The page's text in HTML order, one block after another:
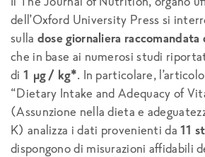
dell’Oxford University Press si
sulla dose giornaliera
che in base ai numerosi studi
di 1 μg / kg*. In particolare,
“Dietary Intake and Adequacy of
(Assunzione nella dieta e
K) analizza i dati provenienti da11
dispongono di misurazioni affidabili